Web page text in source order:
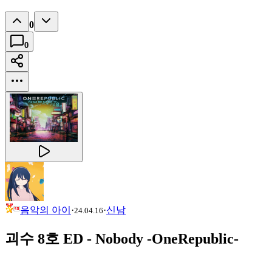
0
0
음악의 아이 ·24.04.16·신남
괴수 8호 ED - Nobody -OneRepublic-